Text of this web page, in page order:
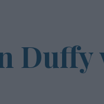
Duffy